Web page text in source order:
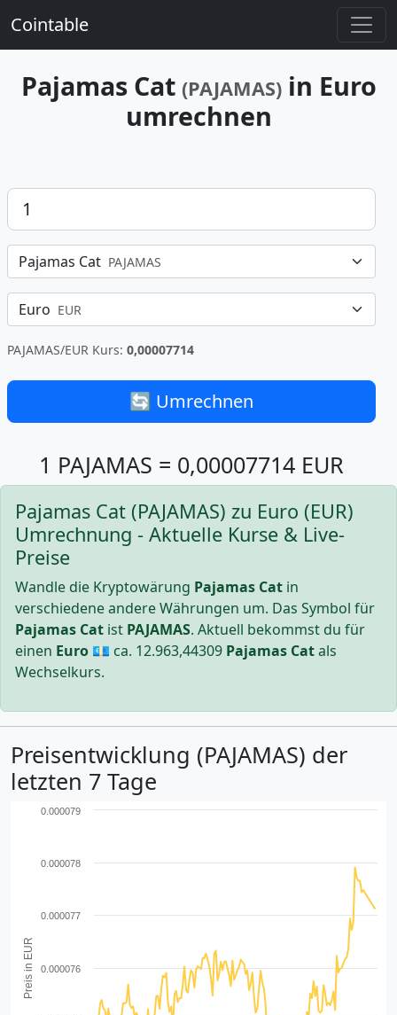
Cointable
Pajamas Cat (PAJAMAS)in Euro
umrechnen
Betrag
Pajamas Cat PAJAMAS
Euro EUR
PAJAMAS/EUR Kurs: 0,00007714
🔄 Umrechnen
1 PAJAMAS = 0,00007714 EUR
Pajamas Cat (PAJAMAS) zu Euro (EUR)
Umrechnung - Aktuelle Kurse & Live-
Preise
Wandle die Kryptowärung Pajamas Cat in
verschiedene andere Währungen um. Das Symbol für
Pajamas Cat ist PAJAMAS. Aktuell bekommst du für
einen Euro 💶 ca. 12.963,44309 Pajamas Catals
Wechselkurs.
Preisentwicklung (PAJAMAS) der
letzten 7 Tage
Preis in EUR 0.000076
0.000077
0.000078
0.000079